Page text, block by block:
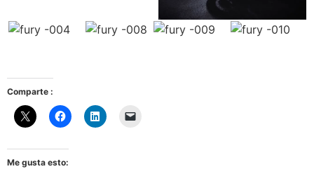
Comparte :
Me gusta esto: